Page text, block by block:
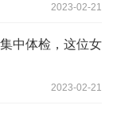
2023-02-21
中体检，这位女
2023-02-21